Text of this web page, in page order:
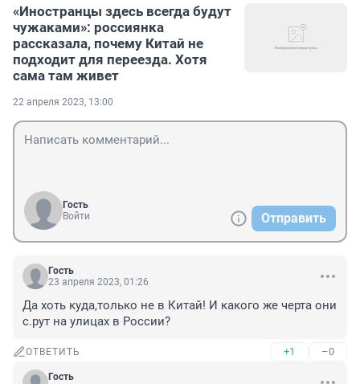
«Иностранцы здесь всегда будут
чужаками»: россиянка
рассказала, почему Китай не
подходит для переезда. Хотя
сама там живет
22 апреля 2023, 13:00
Гость
Войти
Отправить
Гость
23 апреля 2023, 01:26
Да хоть куда,только не в Китай! И какого же черта они
с.рут на улицах в России?
ОТВЕТИТЬ +1 –0
Гость